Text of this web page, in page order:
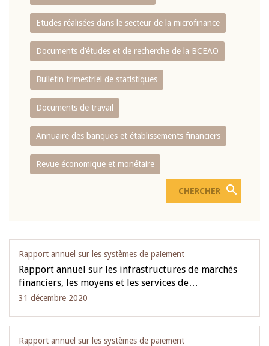
Etudes réalisées dans le secteur de la microfinance
Documents d’études et de recherche de la BCEAO
Bulletin trimestriel de statistiques
Documents de travail
Annuaire des banques et établissements financiers
Revue économique et monétaire
Rapport annuel sur les systèmes de paiement
Rapport annuel sur les infrastructures de marchés
financiers, les moyens et les services de…
31 décembre 2020
Rapport annuel sur les systèmes de paiement